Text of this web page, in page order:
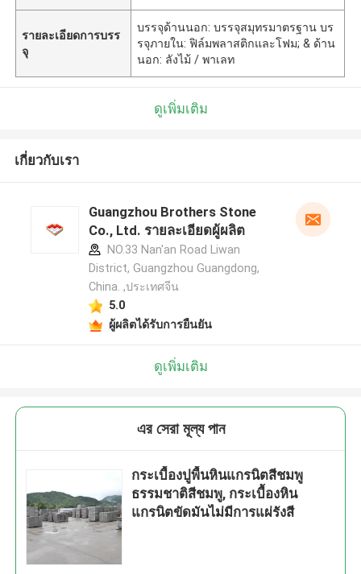
รายละเอียดการบรร
จุ
บรรจุด้านนอก: บรรจุสมุทรมาตรฐาน บร
รจุภายใน: ฟิล์มพลาสติกและโฟม; & ด้าน
นอก: ลังไม้ / พาเลท
ดูเพิ่มเติม
เกี่ยวกับเรา
Guangzhou Brothers Stone
Co., Ltd. รายละเอียดผู้ผลิต
NO.33 Nan'an Road Liwan
District, Guangzhou Guangdong,
China. ,ประเทศจีน
5.0
ผู้ผลิตได้รับการยืนยัน
ดูเพิ่มเติม
এর সেরা মূল্য পান
กระเบื้องปูพื้นหินแกรนิตสีชมพู
ธรรมชาติสีชมพู, กระเบื้องหิน
แกรนิตขัดมันไม่มีการแผ่รังสี